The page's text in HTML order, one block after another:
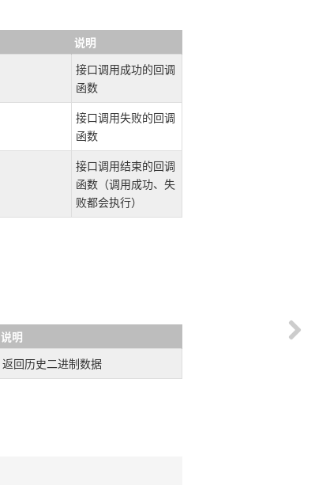
说明
接口调用成功的回调
函数
接口调用失败的回调
函数
接口调用结束的回调
函数（调用成功、失
败都会执行）
说明
返回历史二进制数据